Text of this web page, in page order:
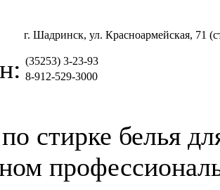
г. Шадринск, ул. Красноармейская, 71
(35253) 3-23-93
8-912-529-3000
стирке белья